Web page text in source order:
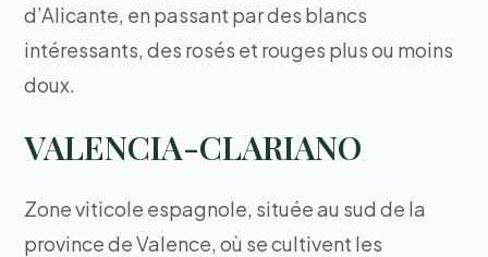
d’Alicante, en passant par des blancs
intéressants, des rosés et rouges plus ou moins
doux.
VALENCIA-CLARIANO
Zone viticole espagnole, située au sud de la
province de Valence, où se cultivent les